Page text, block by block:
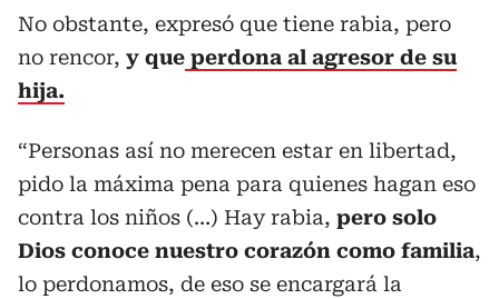
No obstante, expresó que tiene rabia, pero
no rencor, y que perdona al agresor de su
hija.
“Personas así no merecen estar en libertad,
pido la máxima pena para quienes hagan eso
contra los niños (…) Hay rabia, pero solo
Dios conoce nuestro corazón como familia,
lo perdonamos, de eso se encargará la